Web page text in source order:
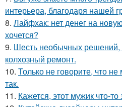
интерьера, благодаря нашей
8. Лайфхак: нет денег на
хочется?
9. Шесть необычных решений,
колхозный ремонт.
10. Только не говорите, что
так.
11. Кажется, этот мужик что-то